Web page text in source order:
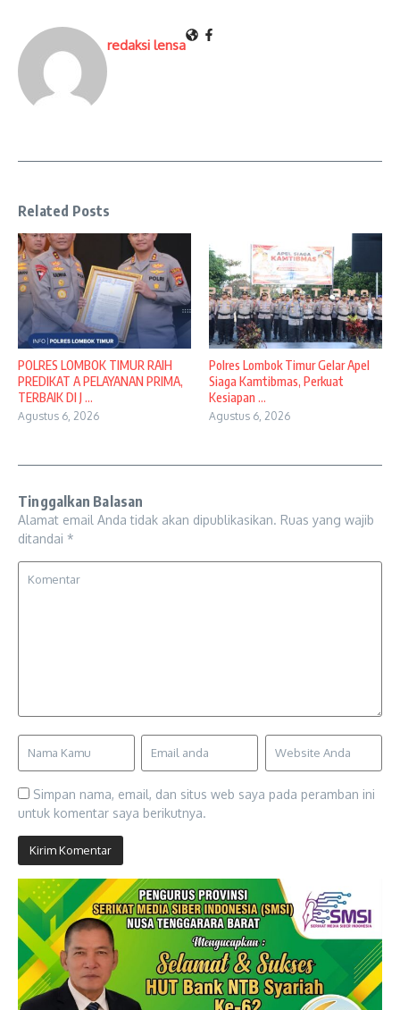
redaksi lensa
Related Posts
POLRES LOMBOK TIMUR RAIH
PREDIKAT A PELAYANAN PRIMA,
TERBAIK DI J ...
Agustus 6, 2026
Polres Lombok Timur Gelar Apel
Siaga Kamtibmas, Perkuat
Kesiapan ...
Agustus 6, 2026
Tinggalkan Balasan
Alamat email Anda tidak akan dipublikasikan. Ruas yang wajib
ditandai *
Simpan nama, email, dan situs web saya pada peramban ini
untuk komentar saya berikutnya.